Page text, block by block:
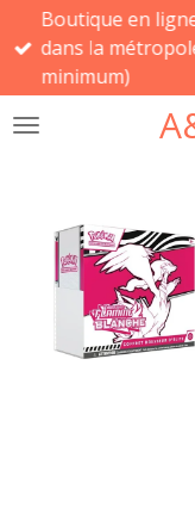
Passer
au
contenu
Boutique en
dans la
minimum)